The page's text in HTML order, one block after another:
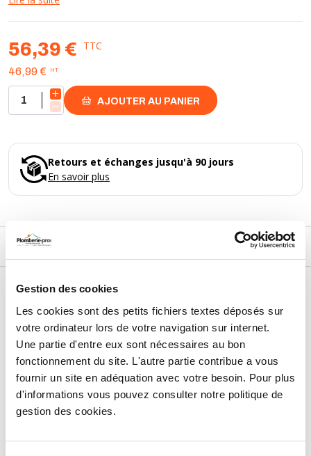
Gestion des cookies
Les cookies sont des petits fichiers textes déposés sur
votre ordinateur lors de votre navigation sur internet.
Une partie d'entre eux sont nécessaires au bon
fonctionnement du site. L'autre partie contribue a vous
fournir un site en adéquation avec votre besoin. Pour plus
d'informations vous pouvez consulter notre politique de
gestion des cookies.
Caractéristique technique :
- hauteur : 100 mm
56,39 € TTC
46,99 € HT
AJOUTER AU PANIER
Retours et échanges jusqu'à 90 jours
En savoir plus
DESCRIPTIF
DÉTAILS TECHNIQUES
Type de produit Étanchéité diverse
Usage Chauffage, gaz
Marque TEN
Matière Aluminium
Quantité
Diamètre Ø410 mm